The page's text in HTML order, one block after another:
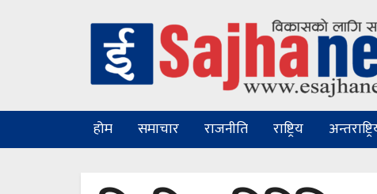
होम समाचार राजनीति राष्ट्रिय